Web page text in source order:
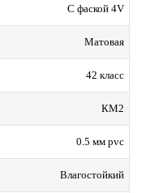
С фаской 4V
Матовая
42 класс
КМ2
0.5 мм pvc
Влагостойкий